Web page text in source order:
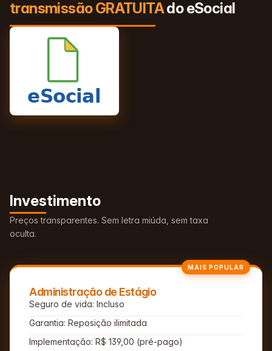
transmissão GRATUITAdo eSocial
Investimento
Preços transparentes. Sem letra miúda, sem taxa
oculta.
MAIS POPULAR
Administração de Estágio
Seguro de vida: Incluso
Garantia: Reposição ilimitada
Implementação: R$ 139,00 (pré-pago)